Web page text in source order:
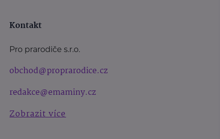
Kontakt
Pro prarodiče s.r.o.
obchod@proprarodice.cz
redakce@emaminy.cz
Zobrazit více